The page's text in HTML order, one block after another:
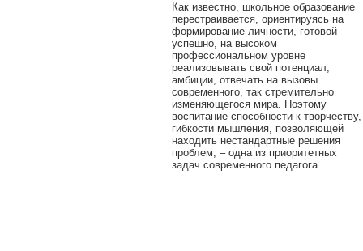
Как известно, школьное образование
перестраивается, ориентируясь на
формирование личности, готовой
успешно, на высоком
профессиональном уровне
реализовывать свой потенциал,
амбиции, отвечать на вызовы
современного, так стремительно
изменяющегося мира. Поэтому
воспитание способности к творчеству,
гибкости мышления, позволяющей
находить нестандартные решения
проблем, – одна из приоритетных
задач современного педагога.